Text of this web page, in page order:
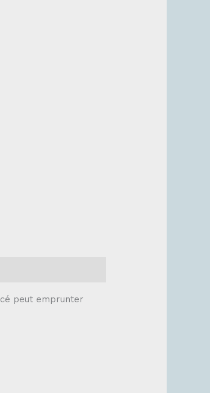
peut emprunter